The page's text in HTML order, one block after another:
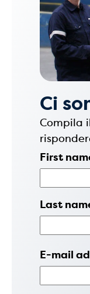
Ci
Compila
First
Last
E-mail